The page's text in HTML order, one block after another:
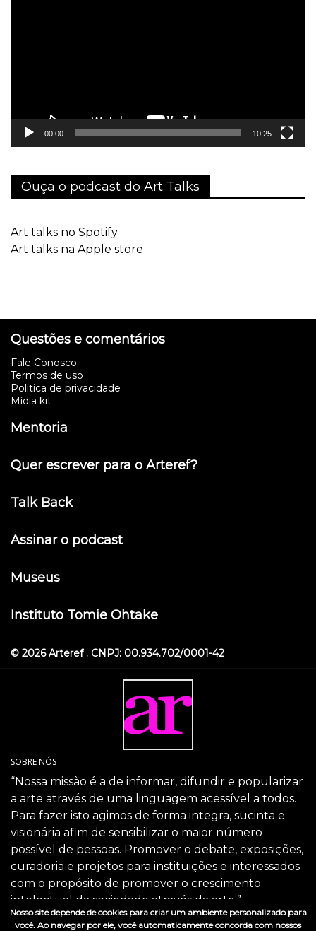
00:00 10:25
Ouça o podcast do Art Talks
Art talks no Spotify
Art talks na Apple store
Questões e comentários
Fale Conosco
Termos de uso
Politica de privacidade
Mídia kit
Mentoria
Quer escrever para o Arteref?
Talk Back
Assinar o podcast
Museus
Instituto Tomie Ohtake
© 2026 Arteref . CNPJ: 00.934.702/0001-42
SOBRE NÓS
“Nossa missão é a de informar, difundir e popularizar
a arte através de uma linguagem acessível a todos.
Para fazer isto agimos de forma integra, sucinta e
visionária afim de sensibilizar o maior número
possível de pessoas. Promover o debate, exposições,
curadoria e projetos para instituições e interessados
com o propósito de promover o crescimento
intelectual da sociedade através da arte.”
SIGA-NOS
Nosso site depende de cookies para criar um ambiente personalizado para
você. Ao navegar por ele, você automaticamente concorda com nossos